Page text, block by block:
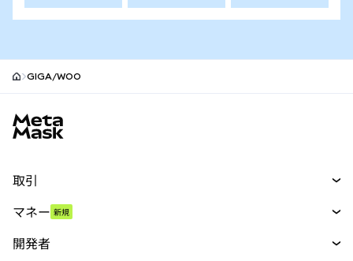
GIGA/WOO
取引
パーペチュアル
マネー 新規
開発者